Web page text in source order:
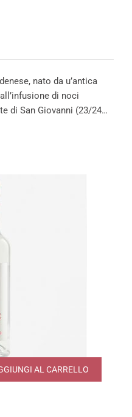
nato da u’antica
di noci
di San Giovanni (23/24…
AL CARRELLO